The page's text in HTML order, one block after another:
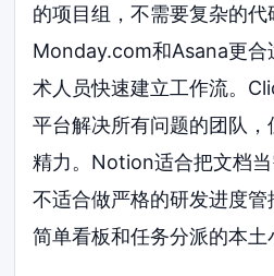
的项目组，不需要复杂的代
Monday.com和Asana更合
术人员快速建立工作流。
平台解决所有问题的团队，
精力。Notion适合把文档
不适合做严格的研发进度
简单看板和任务分派的本土